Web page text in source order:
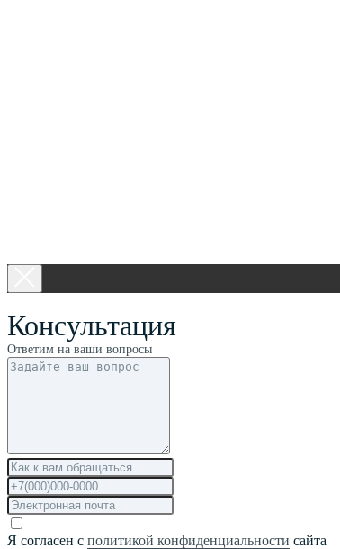
Консультация
Ответим на ваши вопросы
Я согласен с политикой конфиденциальности сайта